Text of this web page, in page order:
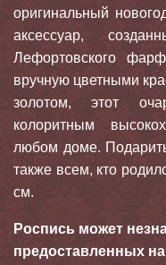
оригинальный
аксессуар,
Лефортовского
вручную цветными
золотом, этот
колоритным
любом доме.
также всем, кто
см.
Роспись может
предоставленных на